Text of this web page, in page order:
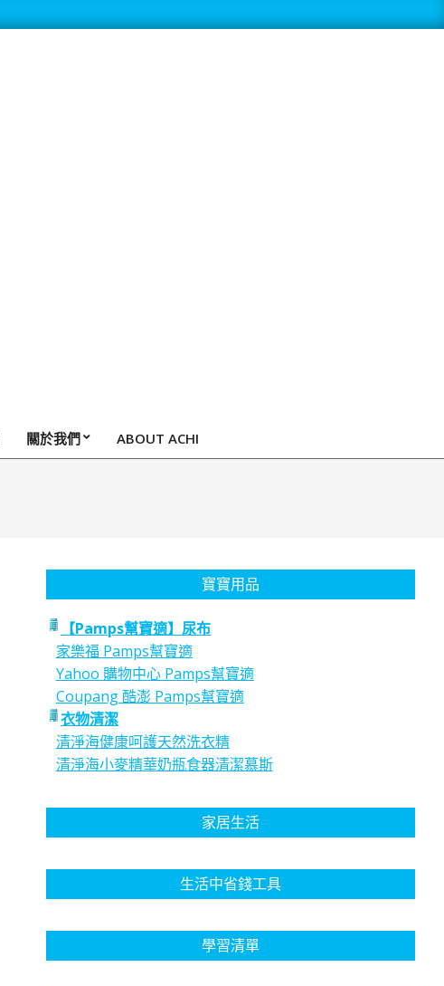
關於我們 ABOUT ACHI
寶寶用品
【Pamps幫寶適】尿布
家樂福 Pamps幫寶適
Yahoo 購物中心 Pamps幫寶適
Coupang 酷澎 Pamps幫寶適
衣物清潔
清淨海健康呵護天然洗衣精
清淨海小麥精華奶瓶食器清潔慕斯
家居生活
生活中省錢工具
學習清單